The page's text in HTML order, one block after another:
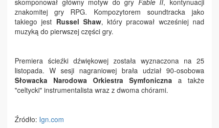
skomponował główny motyw do gry Fable II, kontynuacji
znakomitej gry RPG. Kompozytorem soundtracka jako
takiego jest Russel Shaw, który pracował wcześniej nad
muzyką do pierwszej części gry.
Premiera ścieźki dźwiękowej została wyznaczona na 25
listopada. W sesji nagraniowej brała udział 90-osobowa
Słowacka Narodowa Orkiestra Symfoniczna a także
"celtycki" instrumentalista wraz z dwoma chórami.
Źródło: Ign.com